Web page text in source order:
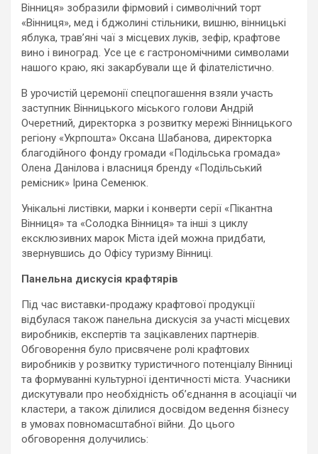
Вінниця» зобразили фірмовий і символічний торт
«Вінниця», мед і бджолині стільники, вишню, вінницькі
яблука, трав’яні чаї з місцевих луків, зефір, крафтове
вино і виноград. Усе це є гастрономічними символами
нашого краю, які закарбували ще й філателістично.
В урочистій церемонії спецпогашення взяли участь
заступник Вінницького міського голови Андрій
Очеретний, директорка з розвитку мережі Вінницького
регіону «Укрпошта» Оксана Шабанова, директорка
благодійного фонду громади «Подільська громада»
Олена Данілова і власниця бренду «Подільський
ремісник» Ірина Семенюк.
Унікальні листівки, марки і конверти серії «Пікантна
Вінниця» та «Солодка Вінниця» та інші з циклу
ексклюзивних марок Міста ідей можна придбати,
звернувшись до Офісу туризму Вінниці.
Панельна дискусія крафтярів
Під час виставки-продажу крафтової продукції
відбулася також панельна дискусія за участі місцевих
виробників, експертів та зацікавлених партнерів.
Обговорення було присвячене ролі крафтових
виробників у розвитку туристичного потенціалу Вінниці
та формуванні культурної ідентичності міста. Учасники
дискутували про необхідність об’єднання в асоціації чи
кластери, а також ділилися досвідом ведення бізнесу
в умовах повномасштабної війни. До цього
обговорення долучились: